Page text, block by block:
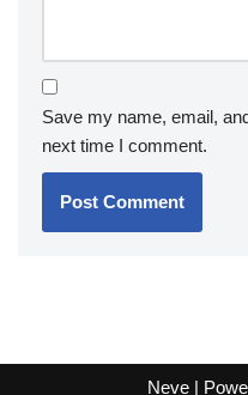
Save my name, email,
next time I comment.
Neve|